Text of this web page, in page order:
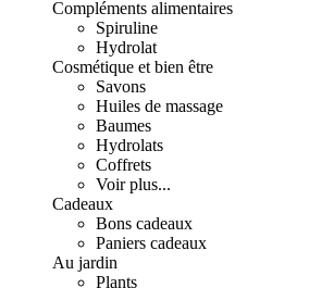
Compléments alimentaires
Spiruline
Hydrolat
Cosmétique et bien être
Savons
Huiles de massage
Baumes
Hydrolats
Coffrets
Voir plus...
Cadeaux
Bons cadeaux
Paniers cadeaux
Au jardin
Plants